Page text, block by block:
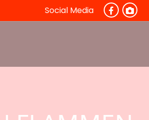
Social Media